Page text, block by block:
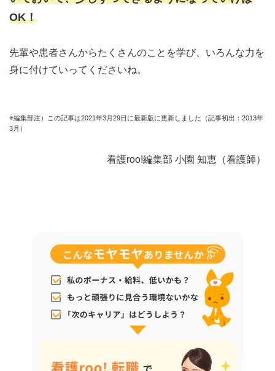
OK！
先輩や患者さんからたくさんのことを学び、いろんな力を
身に付けていってくださいね。
※編集部注）この記事は2021年3月29日に最新版に更新しました（記事初出：2013年
3月）
看護roo!編集部 小園 知恵（看護師）